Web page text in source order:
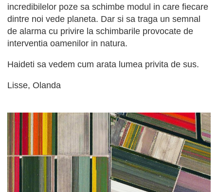
incredibilelor poze sa schimbe modul in care fiecare
dintre noi vede planeta. Dar si sa traga un semnal
de alarma cu privire la schimbarile provocate de
interventia oamenilor in natura.
Haideti sa vedem cum arata lumea privita de sus.
Lisse, Olanda